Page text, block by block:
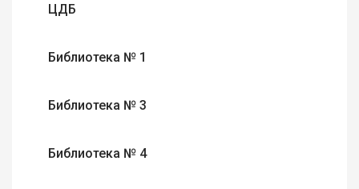
ЦДБ
Библиотека № 1
Библиотека № 3
Библиотека № 4